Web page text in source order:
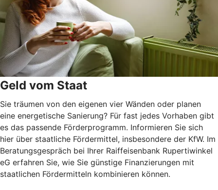
Geld vom Staat
Sie träumen von den eigenen vier Wänden oder planen
eine energetische Sanierung? Für fast jedes Vorhaben gibt
es das passende Förderprogramm. Informieren Sie sich
hier über staatliche Fördermittel, insbesondere der KfW. Im
Beratungsgespräch bei Ihrer Raiffeisenbank Rupertiwinkel
eG erfahren Sie, wie Sie günstige Finanzierungen mit
staatlichen Fördermitteln kombinieren können.